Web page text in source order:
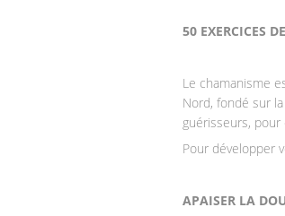
50 EXERCICES
Le chamanisme
Nord, fondé sur
guérisseurs,
Pour développer
APAISER LA